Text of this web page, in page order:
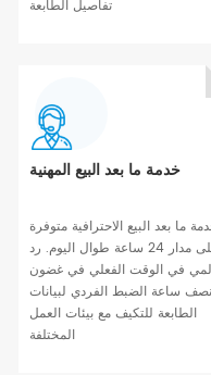
تفاصيل الطابعة
خدمة ما بعد البيع المهنية
ما بعد البيع الاحترافية متوفرة
على مدار 24 ساعة طوال اليوم. رد
في الوقت الفعلي في غضون
نصف ساعة الضبط الفردي لبيانات
الطابعة للتكيف مع بيئات العمل
المختلفة